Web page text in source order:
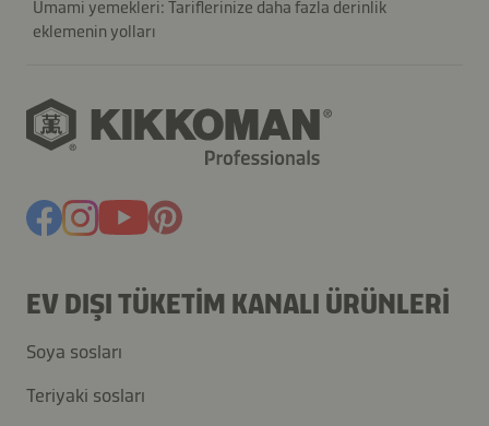
Umami yemekleri: Tariflerinize daha fazla derinlik
eklemenin yolları
EV DIŞI TÜKETIM KANALI ÜRÜNLERI
Soya sosları
Teriyaki sosları